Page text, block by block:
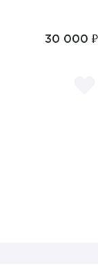
30 000 ₽